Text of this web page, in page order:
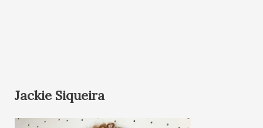
Jackie Siqueira